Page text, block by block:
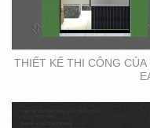
THIẾT KẾ THI CÔNG
DỰNG LONG MINH
– TP. THỦ ĐỨC –